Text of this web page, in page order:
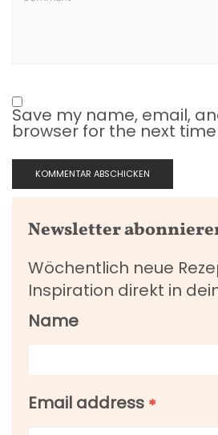
Save my name, email,
browser for the next
Newsletter
Wöchentlich neue
Inspiration direkt in
Name
Email address *